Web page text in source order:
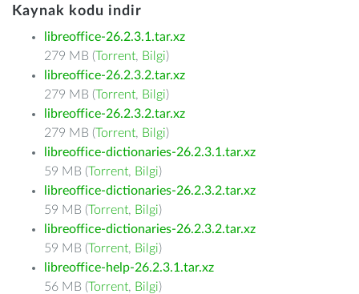
Kaynak kodu indir
libreoffice-26.2.3.1.tar.xz
279 MB (Torrent, Bilgi)
libreoffice-26.2.3.2.tar.xz
279 MB (Torrent, Bilgi)
libreoffice-26.2.3.2.tar.xz
279 MB (Torrent, Bilgi)
libreoffice-dictionaries-26.2.3.1.tar.xz
59 MB (Torrent, Bilgi)
libreoffice-dictionaries-26.2.3.2.tar.xz
59 MB (Torrent, Bilgi)
libreoffice-dictionaries-26.2.3.2.tar.xz
59 MB (Torrent, Bilgi)
libreoffice-help-26.2.3.1.tar.xz
56 MB (Torrent, Bilgi)